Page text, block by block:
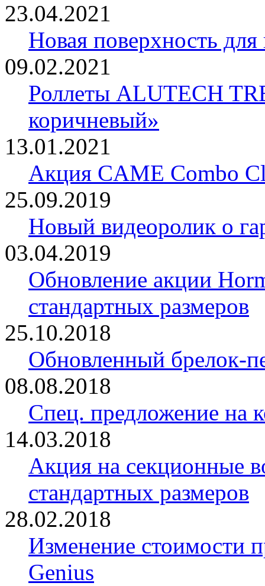
23.04.2021
Новая поверхность
09.02.2021
Роллеты ALUTECH
коричневый»
13.01.2021
Акция CAME Combo
25.09.2019
Новый видеоролик о
03.04.2019
Обновление акции
стандартных размеров
25.10.2018
Обновленный брелок-
08.08.2018
Спец. предложение на
14.03.2018
Акция на секционные
стандартных размеров
28.02.2018
Изменение стоимости
Genius